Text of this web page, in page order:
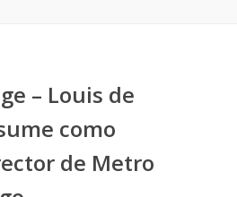
– Louis de
como
de Metro